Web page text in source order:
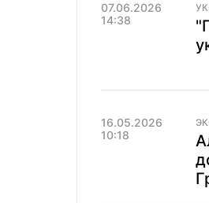
07.06.2026
14:38
16.05.2026
10:18